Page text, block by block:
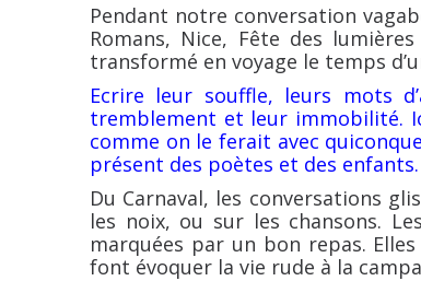
Pendant notre conversation
Romans, Nice, Fête des
transformé en voyage le temps
Ecrire leur souffle, leurs mots
tremblement et leur immobilité.
comme on le ferait avec
présent des poètes et des enfants.
Du Carnaval, les conversations
les noix, ou sur les chansons.
marquées par un bon repas.
font évoquer la vie rude à la